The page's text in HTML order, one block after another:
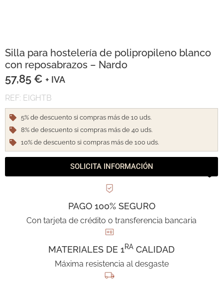
Silla para hostelería de polipropileno blanco
con reposabrazos – Nardo
57,85 € + IVA
REF: EIGHTB
5% de descuento si compras más de 10 uds.
8% de descuento si compras más de 40 uds.
10% de descuento si compras más de 100 uds.
SOLICITA INFORMACIÓN
PAGO 100% SEGURO
Con tarjeta de crédito o transferencia bancaria
MATERIALES DE 1RA CALIDAD
Máxima resistencia al desgaste